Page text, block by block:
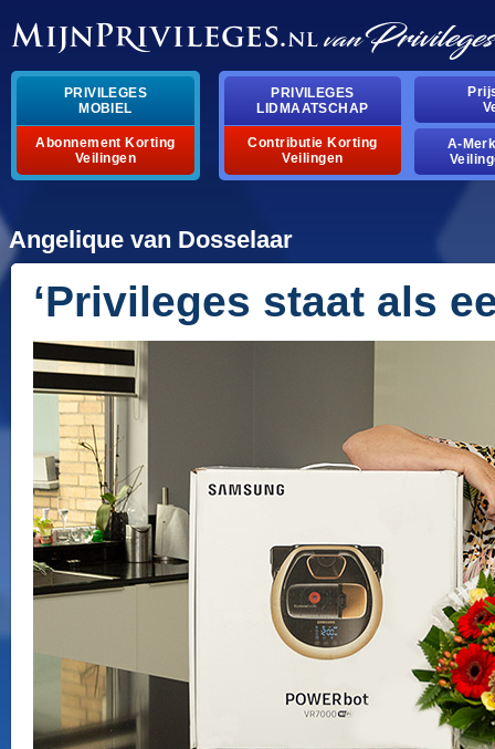
PRIVILEGES
MOBIEL
Abonnement Korting
Veilingen
PRIVILEGES
LIDMAATSCHAP
Contributie Korting
Veilingen
A-
Angelique van Dosselaar
‘Privileges staat als